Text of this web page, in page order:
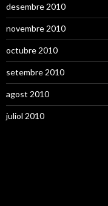
desembre 2010
novembre 2010
octubre 2010
setembre 2010
agost 2010
juliol 2010